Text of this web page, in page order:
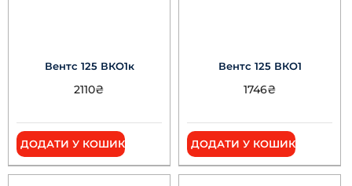
Вентс 125 ВКО1к
2110₴
ДОДАТИ У КОШИК
Вентс 125 ВКО1
1746₴
ДОДАТИ У КОШИК